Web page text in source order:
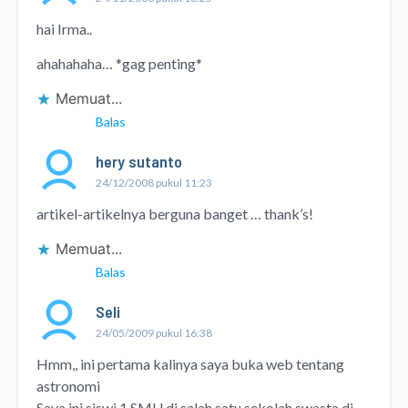
hai Irma..
ahahahaha… *gag penting*
Memuat...
Balas
hery sutanto
24/12/2008 pukul 11:23
artikel-artikelnya berguna banget … thank’s!
Memuat...
Balas
Seli
24/05/2009 pukul 16:38
Hmm,, ini pertama kalinya saya buka web tentang
astronomi